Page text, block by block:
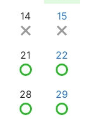
14 15
21 22
28 29